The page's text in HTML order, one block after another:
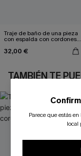
Traje de baño de una pieza
con espalda con cordones y
32,00 €
TAMBIÉN TE
Parece que estás en
local